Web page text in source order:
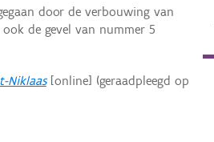
door de verbouwing van
de gevel van nummer 5
Niklaas[online] (geraadpleegd op